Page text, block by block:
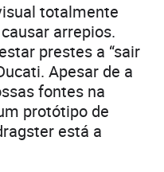
totalmente
arrepios.
prestes a “sair
Apesar de a
fontes na
protótipo de
está a